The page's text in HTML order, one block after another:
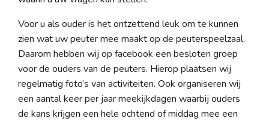
Voor u als ouder is het ontzettend leuk om te kunnen
zien wat uw peuter mee maakt op de peuterspeelzaal.
Daarom hebben wij op facebook een besloten groep
voor de ouders van de peuters. Hierop plaatsen wij
regelmatig foto’s van activiteiten. Ook organiseren wij
een aantal keer per jaar meekijkdagen waarbij ouders
de kans krijgen een hele ochtend of middag mee een